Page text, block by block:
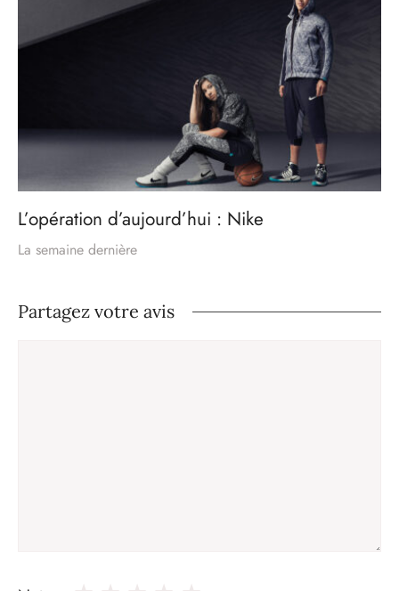
L’opération d’aujourd’hui : Nike
La semaine dernière
Partagez votre avis